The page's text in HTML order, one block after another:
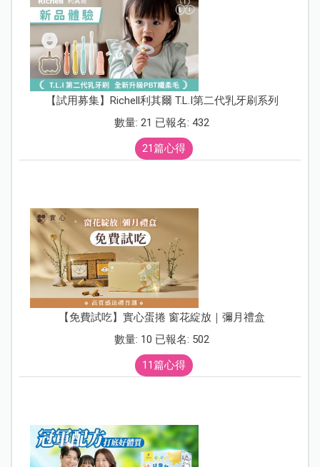
【試用募集】Richell利其爾 T.L.I第二代乳牙刷系列
數量: 21 已報名: 432
21篇心得
【免費試吃】實心蛋捲 窗花綻放｜彌月禮盒
數量: 10 已報名: 502
11篇心得